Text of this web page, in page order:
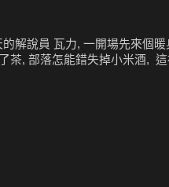
解說員 瓦力, 一開場先來個暖
, 部落怎能錯失掉小米酒,